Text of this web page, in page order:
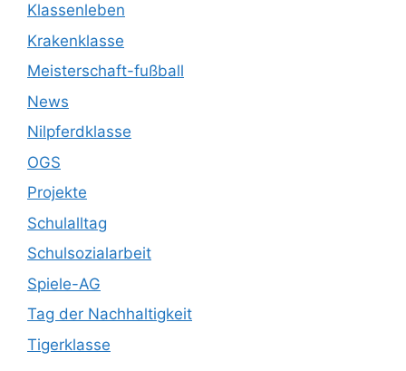
Klassenleben
Krakenklasse
Meisterschaft-fußball
News
Nilpferdklasse
OGS
Projekte
Schulalltag
Schulsozialarbeit
Spiele-AG
Tag der Nachhaltigkeit
Tigerklasse